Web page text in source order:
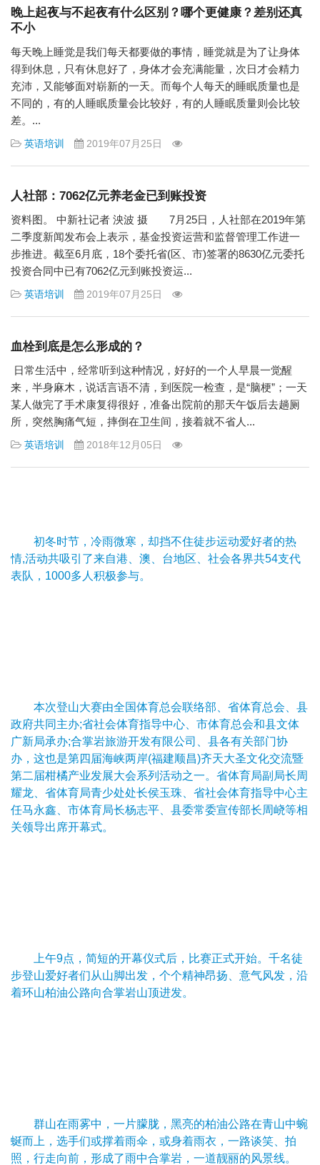
晚上起夜与不起夜有什么区别？哪个更健康？差别还真
不小
每天晚上睡觉是我们每天都要做的事情，睡觉就是为了让身体
得到休息，只有休息好了，身体才会充满能量，次日才会精力
充沛，又能够面对崭新的一天。而每个人每天的睡眠质量也是
不同的，有的人睡眠质量会比较好，有的人睡眠质量则会比较
差。...
英语培训 2019年07月25日
人社部：7062亿元养老金已到账投资
资料图。 中新社记者 泱波 摄 7月25日，人社部在2019年第
二季度新闻发布会上表示，基金投资运营和监督管理工作进一
步推进。截至6月底，18个委托省(区、市)签署的8630亿元委托
投资合同中已有7062亿元到账投资运...
英语培训 2019年07月25日
血栓到底是怎么形成的？
日常生活中，经常听到这种情况，好好的一个人早晨一觉醒
来，半身麻木，说话言语不清，到医院一检查，是“脑梗”；一天
某人做完了手术康复得很好，准备出院前的那天午饭后去趟厕
所，突然胸痛气短，摔倒在卫生间，接着就不省人...
英语培训 2018年12月05日
初冬时节，冷雨微寒，却挡不住徒步运动爱好者的热
情,活动共吸引了来自港、澳、台地区、社会各界共54支代
表队，1000多人积极参与。
本次登山大赛由全国体育总会联络部、省体育总会、县
政府共同主办;省社会体育指导中心、市体育总会和县文体
广新局承办;合掌岩旅游开发有限公司、县各有关部门协
办，这也是第四届海峡两岸(福建顺昌)齐天大圣文化交流暨
第二届柑橘产业发展大会系列活动之一。省体育局副局长周
耀龙、省体育局青少处处长侯玉珠、省社会体育指导中心主
任马永鑫、市体育局长杨志平、县委常委宣传部长周峣等相
关领导出席开幕式。
上午9点，简短的开幕仪式后，比赛正式开始。千名徒
步登山爱好者们从山脚出发，个个精神昂扬、意气风发，沿
着环山柏油公路向合掌岩山顶进发。
群山在雨雾中，一片朦胧，黑亮的柏油公路在青山中蜿
蜒而上，选手们或撑着雨伞，或身着雨衣，一路谈笑、拍
照，行走向前，形成了雨中合掌岩，一道靓丽的风景线。